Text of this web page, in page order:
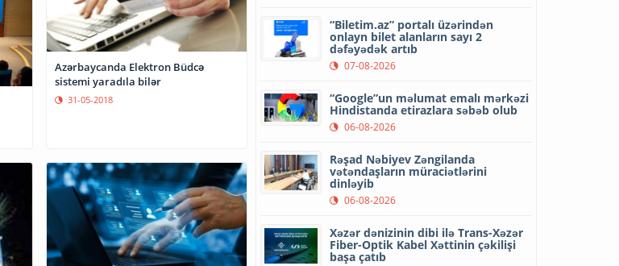
Azərbaycanda Elektron Büdcə
sistemi yaradıla bilər
31-05-2018
“Biletim.az” portalı üzərindən
onlayn bilet alanların sayı 2
dəfəyədək artıb
07-08-2026
“Google”un məlumat emalı mərkəzi
Hindistanda etirazlara səbəb olub
06-08-2026
Rəşad Nəbiyev Zəngilanda
vətəndaşların müraciətlərini
dinləyib
06-08-2026
Xəzər dənizinin dibi ilə Trans-Xəzər
Fiber-Optik Kabel Xəttinin çəkilişi
başa çatıb